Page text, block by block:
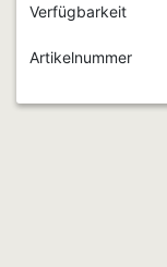
Verfügbarkeit
Artikelnummer